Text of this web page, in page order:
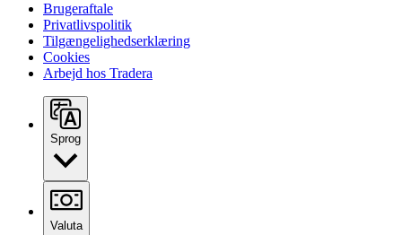
Brugeraftale
Privatlivspolitik
Tilgængelighedserklæring
Cookies
Arbejd hos Tradera
Sprog
Valuta